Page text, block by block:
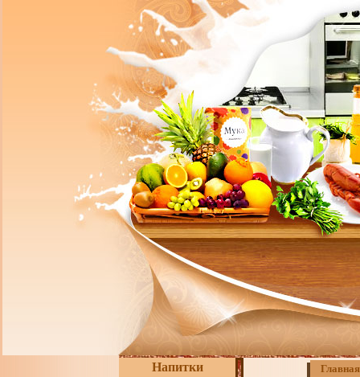
Напитки Главная